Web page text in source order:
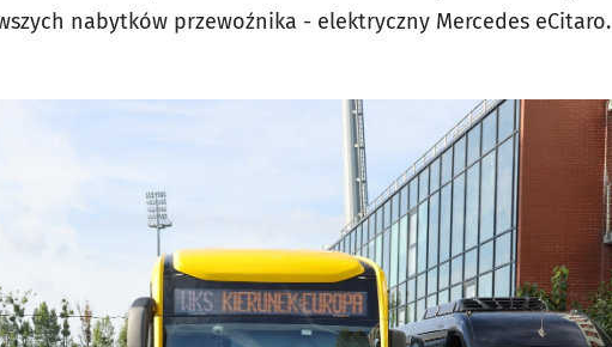
nabytków przewoźnika - elektryczny Mercedes eCitaro.